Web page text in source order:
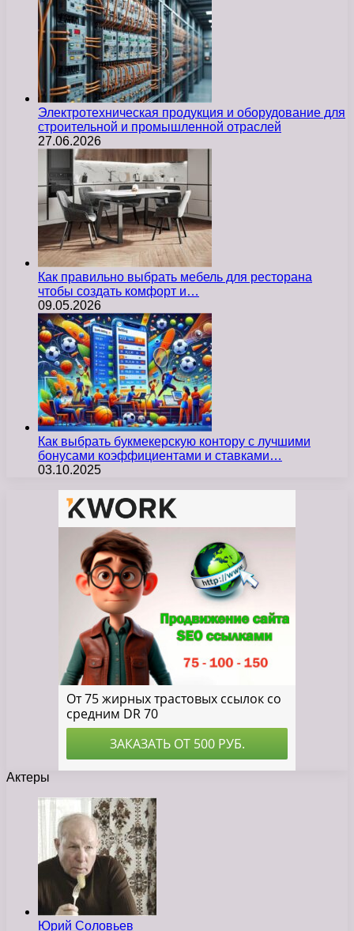
Электротехническая продукция и оборудование для
строительной и промышленной отраслей
27.06.2026
Как правильно выбрать мебель для ресторана
чтобы создать комфорт и…
09.05.2026
Как выбрать букмекерскую контору с лучшими
бонусами коэффициентами и ставками…
03.10.2025
Актеры
Юрий Соловьев